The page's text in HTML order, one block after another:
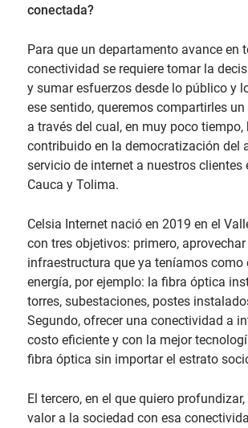
conectada?
Para que un departamento avance en
conectividad se requiere tomar la
y sumar esfuerzos desde lo público y
ese sentido, queremos compartirles un
a través del cual, en muy poco tiempo,
contribuido en la democratización del
servicio de internet a nuestros clientes
Cauca y Tolima.
Celsia Internet nació en 2019 en el
con tres objetivos: primero, aprovechar
infraestructura que ya teníamos como
energía, por ejemplo: la fibra óptica
torres, subestaciones, postes
Segundo, ofrecer una conectividad a
costo eficiente y con la mejor
fibra óptica sin importar el estrato
El tercero, en el que quiero profundizar,
valor a la sociedad con esa